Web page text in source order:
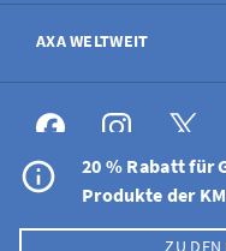
20 % Rabatt für
Produkte der
ZU DEN
Kontakt
Schaden melden
Stellenangebote
AXA WELTWEIT
AXA weltweit
DE
Nutzungshinweise